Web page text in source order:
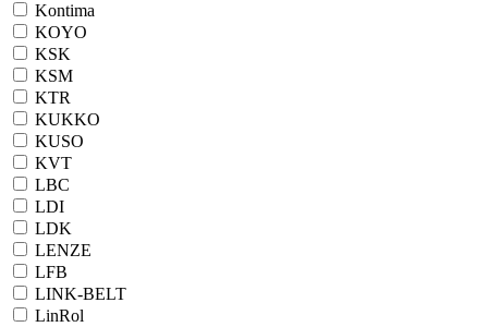
Kontima
KOYO
KSK
KSM
KTR
KUKKO
KUSO
KVT
LBC
LDI
LDK
LENZE
LFB
LINK-BELT
LinRol